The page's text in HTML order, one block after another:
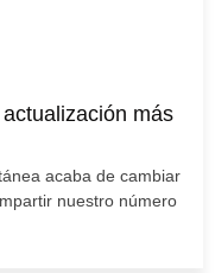
más
acaba de cambiar
nuestro número